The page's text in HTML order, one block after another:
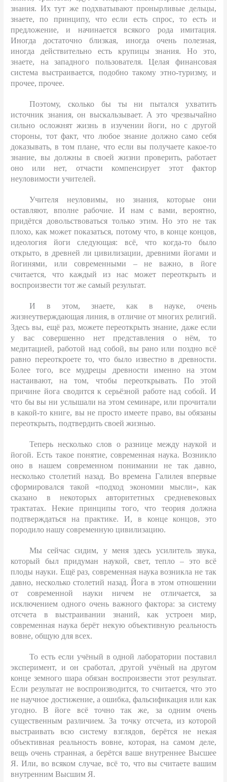
знания. Их тут же подхватывают пронырливые дельцы,
знаете, по принципу, что если есть спрос, то есть и
предложение, и начинается всякого рода имитация.
Иногда достаточно близкая, иногда очень полезная,
иногда действительно есть крупицы знания. Но это,
знаете, на западного пользователя. Целая финансовая
система выстраивается, подобно такому этно-туризму, и
прочее, прочее.
Поэтому, сколько бы ты ни пытался ухватить
источник знания, он выскальзывает. А это чрезвычайно
сильно осложнят жизнь в изучении йоги, но с другой
стороны, тот факт, что любое знание должно само себя
доказывать, в том плане, что если вы получаете какое-то
знание, вы должны в своей жизни проверить, работает
оно или нет, отчасти компенсирует этот фактор
неуловимости учителей.
Учителя неуловимы, но знания, которые они
оставляют, вполне рабочие. И нам с вами, вероятно,
придётся довольствоваться только этим. Но это не так
плохо, как может показаться, потому что, в конце концов,
идеология йоги следующая: всё, что когда-то было
открыто, в древней ли цивилизации, древними йогами и
йогинями, или современными – не важно, в йоге
считается, что каждый из нас может переоткрыть и
воспроизвести тот же самый результат.
И в этом, знаете, как в науке, очень
жизнеутверждающая линия, в отличие от многих религий.
Здесь вы, ещё раз, можете переоткрыть знание, даже если
у вас совершенно нет представления о нём, то
медитацией, работой над собой, вы рано или поздно всё
равно переоткроете то, что было известно в древности.
Более того, все мудрецы древности именно на этом
настаивают, на том, чтобы переоткрывать. По этой
причине йога сводится к серьёзной работе над собой. И
что бы вы ни услышали на этом семинаре, или прочитали
в какой-то книге, вы не просто имеете право, вы обязаны
переоткрыть, подтвердить своей жизнью.
Теперь несколько слов о разнице между наукой и
йогой. Есть такое понятие, современная наука. Возникло
оно в нашем современном понимании не так давно,
несколько столетий назад. Во времена Галилея впервые
сформировался такой «подход экономии мысли», как
сказано в некоторых авторитетных средневековых
трактатах. Некие принципы того, что теория должна
подтверждаться на практике. И, в конце концов, это
породило нашу современную цивилизацию.
Мы сейчас сидим, у меня здесь усилитель звука,
который был придуман наукой, свет, тепло – это всё
плоды науки. Ещё раз, современная наука возникла не так
давно, несколько столетий назад. Йога в этом отношении
от современной науки ничем не отличается, за
исключением одного очень важного фактора: за систему
отсчета в выстраивании знаний, как устроен мир,
современная наука берёт некую объективную реальность
вовне, общую для всех.
То есть если учёный в одной лаборатории поставил
эксперимент, и он сработал, другой учёный на другом
конце земного шара обязан воспроизвести этот результат.
Если результат не воспроизводится, то считается, что это
не научное достижение, а ошибка, фальсификация или как
угодно. В йоге всё точно так же, за одним очень
существенным различием. За точку отсчета, из которой
выстраивать всю систему взглядов, берётся не некая
объективная реальность вовне, которая, на самом деле,
вещь очень странная, а берётся ваше внутреннее Высшее
Я. Или, во всяком случае, всё то, что вы считаете вашим
внутренним Высшим Я.